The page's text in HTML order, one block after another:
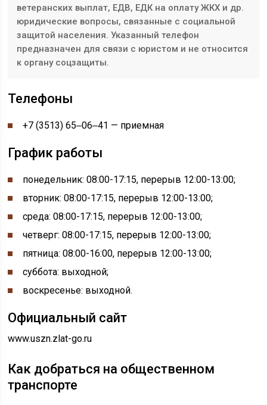
ветеранских выплат, ЕДВ, ЕДК на оплату ЖКХ и др.
юридические вопросы, связанные с социальной
защитой населения. Указанный телефон
предназначен для связи с юристом и не относится
к органу соцзащиты.
Телефоны
+7 (3513) 65‒06‒41 — приемная
График работы
понедельник:08:00-17:15, перерыв 12:00-13:00;
вторник: 08:00-17:15, перерыв 12:00-13:00;
среда: 08:00-17:15, перерыв 12:00-13:00;
четверг: 08:00-17:15, перерыв 12:00-13:00;
пятница: 08:00-16:00, перерыв 12:00-13:00;
суббота: выходной;
воскресенье: выходной.
Официальный сайт
www.uszn.zlat-go.ru
Как добраться на общественном
транспорте